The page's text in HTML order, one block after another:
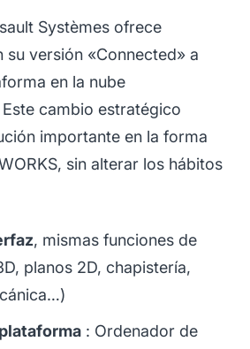
Systèmes ofrece
su versión «Connected» a
en la nube
Este cambio estratégico
importante en la forma
sin alterar los hábitos
, mismas funciones de
planos 2D, chapistería,
: Ordenador de